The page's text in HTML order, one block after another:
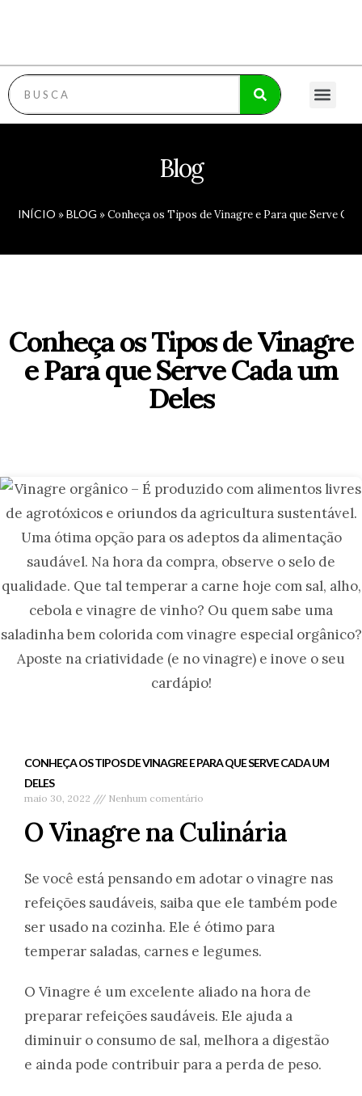
Blog
INÍCIO »BLOG »Conheça os Tipos de Vinagre e Para que Serve
Conheça os Tipos de Vinagre
e Para que Serve Cada um
Deles
CONHEÇA OS TIPOS DE VINAGRE E PARA QUE SERVE CADA UM
DELES
maio 30, 2022 Nenhum comentário
O Vinagre na Culinária
Se você está pensando em adotar o vinagre nas
refeições saudáveis, saiba que ele também pode
ser usado na cozinha. Ele é ótimo para
temperar saladas, carnes e legumes.
O Vinagre é um excelente aliado na hora de
preparar refeições saudáveis. Ele ajuda a
diminuir o consumo de sal, melhora a digestão
e ainda pode contribuir para a perda de peso.